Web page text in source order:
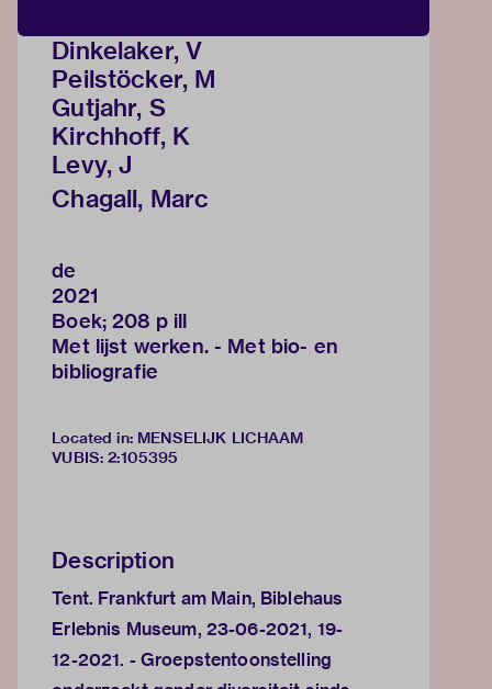
Dinkelaker, V
Peilstöcker, M
Gutjahr, S
Kirchhoff, K
Levy, J
Chagall, Marc
de
2021
Boek; 208 p ill
Met lijst werken. - Met bio- en
bibliografie
Located in: MENSELIJK LICHAAM
VUBIS: 2:105395
Description
Tent. Frankfurt am Main, Biblehaus
Erlebnis Museum, 23-06-2021, 19-
12-2021. - Groepstentoonstelling